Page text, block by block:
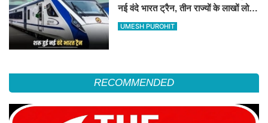
नई वंदे भारत ट्रैन, तीन राज्यों के लाखों लोगों
का सफर होगा आसान, देखें पूरा रूटमैप
UMESH PUROHIT
RECOMMENDED